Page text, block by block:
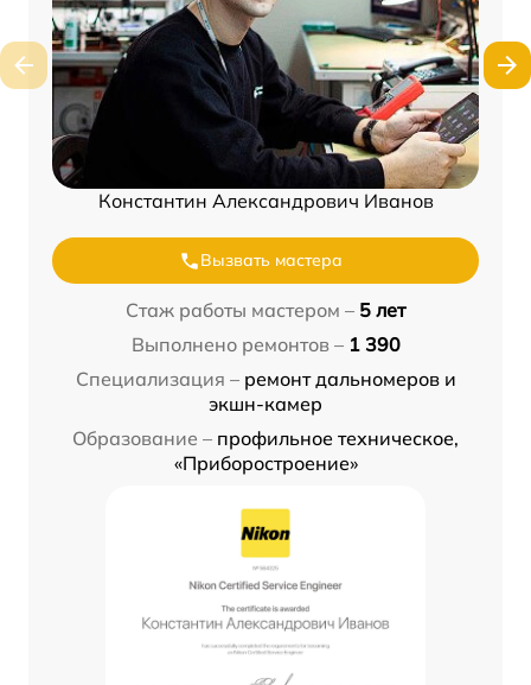
Константин Александрович Иванов
Вызвать мастера
Стаж работы мастером – 5 лет
Выполнено ремонтов – 1 390
Специализация – ремонт дальномеров и
экшн-камер
Образование – профильное техническое,
«Приборостроение»